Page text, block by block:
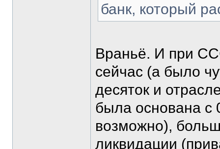
банк, который
Враньё. И при
сейчас (а было
десяток и
была основана с
возможно),
ликвидации